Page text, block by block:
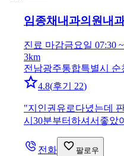
임종채내과의원 내
진료 마감금요일 07:30
3km
전남광주통합특별시 순
4.8(후기 22)
"지인권유로다녔는데
시30분부터하셔서좋았
전화 팔로우